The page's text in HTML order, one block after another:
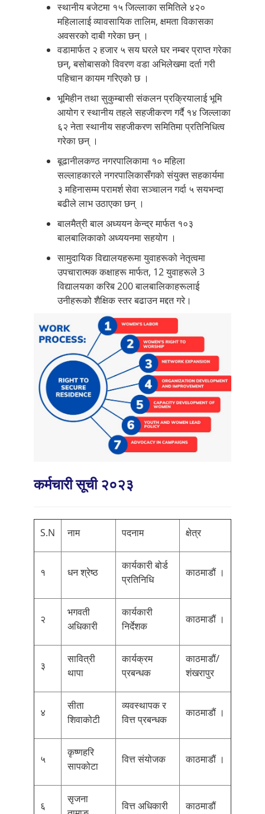
स्थानीय बजेटमा १५ जिल्लाका समितिले ४२०
महिलालाई व्यावसायिक तालिम, क्षमता विकासका
अवसरको दाबी गरेका छन् ।
वडामार्फत २ हजार ५ सय घरले घर नम्बर प्राप्त गरेका
छन्, बसोबासको विवरण वडा अभिलेखमा दर्ता गरी
पहिचान कायम गरिएको छ ।
भूमिहीन तथा सुकुम्बासी संकलन प्रक्रियालाई भूमि
आयोग र स्थानीय तहले सहजीकरण गर्दै १४ जिल्लाका
६२ नेता स्थानीय सहजीकरण समितिमा प्रतिनिधित्व
गरेका छन् ।
बूढानीलकण्ठ नगरपालिकामा १० महिला
सल्लाहकारले नगरपालिकासँगको संयुक्त सहकार्यमा
३ महिनासम्म परामर्श सेवा सञ्चालन गर्दा ५ सयभन्दा
बढीले लाभ उठाएका छन् ।
बालमैत्री बाल अध्ययन केन्द्र मार्फत १०३
बालबालिकाको अध्ययनमा सहयोग ।
सामुदायिक विद्यालयहरूमा युवाहरूको नेतृत्वमा
उपचारात्मक कक्षाहरू मार्फत, 12 युवाहरूले 3
विद्यालयका करिब 200 बालबालिकाहरूलाई
उनीहरूको शैक्षिक स्तर बढाउन मद्दत गरे।
कर्मचारी सूची २०२३
S.N नाम पदनाम क्षेत्र
१ धन श्रेष्ठ
कार्यकारी बोर्ड
प्रतिनिधि
काठमाडौं ।
२
भगवती
अधिकारी
कार्यकारी
निर्देशक
काठमाडौं ।
३
सावित्री
थापा
कार्यक्रम
प्रबन्धक
काठमाडौं/
शंखरापुर
४
सीता
शिवाकोटी
व्यवस्थापक र
वित्त प्रबन्धक
काठमाडौं ।
५
कृष्णहरि
सापकोटा
वित्त संयोजक काठमाडौं ।
६
सृजना
वित्त अधिकारी काठमाडौं